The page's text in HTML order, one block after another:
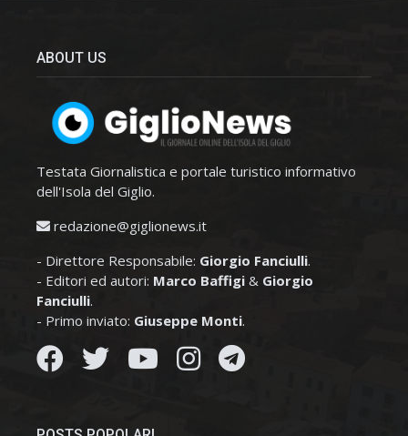
ABOUT US
Testata Giornalistica e portale turistico informativo
dell'Isola del Giglio.
redazione@giglionews.it
- Direttore Responsabile: Giorgio Fanciulli.
- Editori ed autori: Marco Baffigi & Giorgio
Fanciulli.
- Primo inviato: Giuseppe Monti.